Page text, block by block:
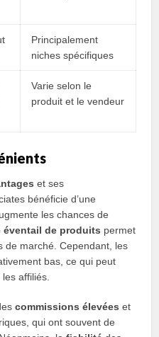
Principalement
niches spécifiques
Varie selon le
produit et le vendeur
et ses
bénéficie d’une
les chances de
éventail de produits permet
de marché. Cependant, les
bas, ce qui peut
affiliés.
commissions élevées et
qui ont souvent de